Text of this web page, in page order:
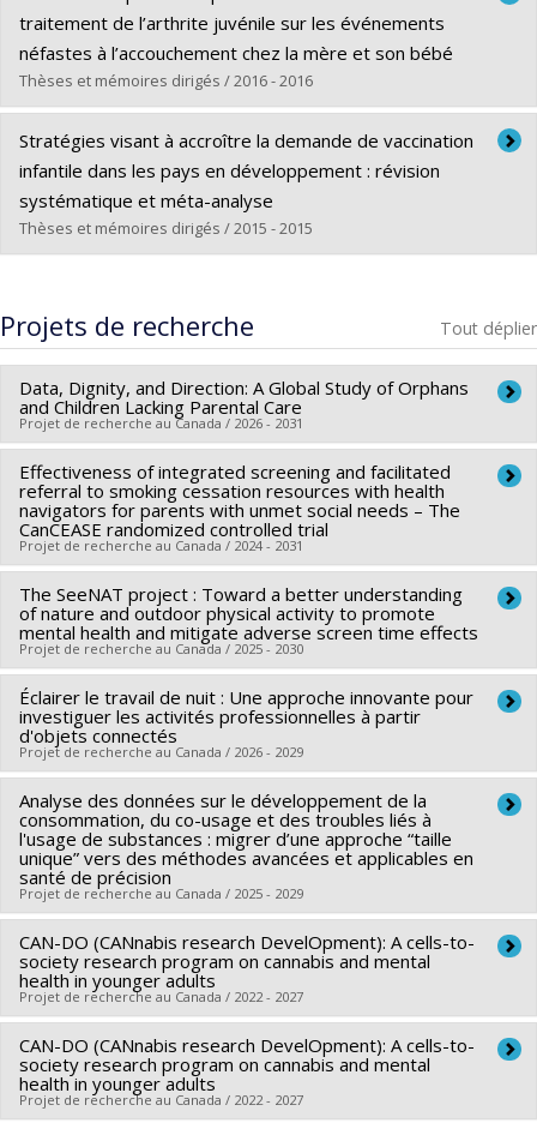
Cycle :Maîtrise
Diplôme obtenu :M. Sc.
Lien vers le document dans Papyrus
traitement de l’arthrite juvénile sur les événements
néfastes à l’accouchement chez la mère et son bébé
Thèses et mémoires dirigés / 2016 - 2016
Diplômé(e) :Zehr, Justine
Cycle :Maîtrise
Diplôme obtenu :M. Sc.
Lien vers le document dans Papyrus
Stratégies visant à accroître la demande de vaccination
infantile dans les pays en développement : révision
systématique et méta-analyse
Thèses et mémoires dirigés / 2015 - 2015
Cycle :
Maîtrise
Diplôme obtenu :M. Sc.
Projets de recherche Tout déplier
Data, Dignity, and Direction: A Global Study of Orphans
and Children Lacking Parental Care
Projet de recherche au Canada / 2026 - 2031
Chercheur principal : Mira Johri
Co-chercheurs : Bilkis Vissandjée,Ryoa Chung,Sylvana
Côté,Marie-Pierre Sylvestre,Thomas Druetz
Seing,Kristin Voigt,Lisa Eckenwiler,Anna Bolgrien,Minahil
Asim,Elizabeth Boyle ,Marilyn Ahun,Mohammed Alkhaldi
Sources de financement :IRSC/Instituts de recherche en
santé du Canada
Programmes de subvention :
Projet
Effectiveness of integrated screening and facilitated
referral to smoking cessation resources with health
navigators for parents with unmet social needs – The
CanCEASE randomized controlled trial
Projet de recherche au Canada / 2024 - 2031
Chercheur principal : Olivier Drouin
Co-chercheurs : Jennifer O'Loughlin,Marie-Pierre Sylvestre
Nicholas Chadi, Patricia Tak Sam Li
Winickoff
Matthew Carwana
David-Martin Milot
Sources de financement :IRSC/Instituts de recherche en
santé du Canada
Programmes de subvention :PVXXXXXX-(PJT) Subvention
Projet
The SeeNAT project : Toward a better understanding
of nature and outdoor physical activity to promote
mental health and mitigate adverse screen time effects
Projet de recherche au Canada / 2025 - 2030
Chercheur principal : Isabelle Doré
Co-chercheurs : Jennifer O'Loughlin,Marie-Pierre Sylvestre
Leslie Podlog,Marie-Claude Geoffroy
Magaly Brodeur
Marie-Claude Richard
Magali H. Dufour
Dufour,Corentin Montiel,Marie-Eve Langelier
Sources de financement :CRSH/Conseil de recherches en
sciences humaines du Canada
Programmes de subvention :PVXXXXXX-Subvention Savoir
Éclairer le travail de nuit : Une approche innovante pour
investiguer les activités professionnelles à partir
d'objets connectés
Projet de recherche au Canada / 2026 - 2029
Chercheur principal : Christian Vincelette
Co-chercheurs : Marie-Pierre Sylvestre,Patrick Lavoie
Sources de financement :CRSH/Conseil de recherches en
sciences humaines du Canada
Programmes de subvention :PV153480-Subventions de
développement Savoir
Analyse des données sur le développement de la
consommation, du co-usage et des troubles liés à
l'usage de substances : migrer d’une approche “taille
unique” vers des méthodes avancées et applicables en
santé de précision
Projet de recherche au Canada / 2025 - 2029
Chercheur principal : Marie-Pierre Sylvestre
Sources de financement :FRQS/Fonds de recherche du
Québec - Santé (FRSQ)
Programmes de subvention :
PVXXXXXX-Bourse de
chercheur-boursier : Senior
CAN-DO (CANnabis research DevelOpment): A cells-to-
society research program on cannabis and mental
health in younger adults
Projet de recherche au Canada / 2022 - 2027
Chercheur principal : Marie-Pierre Sylvestre
Co-chercheurs : Jean-Sébastien Fallu,Jennifer O'Loughlin
Isabelle Doré,Olivier Ferlatte,Catherine Sabiston
CAN-DO (CANnabis research DevelOpment): A cells-to-
society research program on cannabis and mental
health in younger adults
Projet de recherche au Canada / 2022 - 2027